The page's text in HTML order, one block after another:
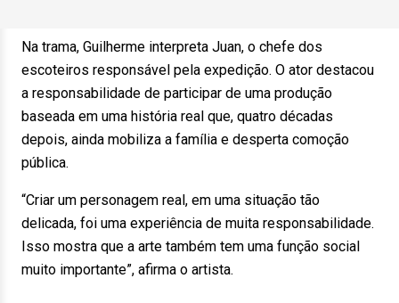
Na trama, Guilherme interpreta Juan, o chefe dos
escoteiros responsável pela expedição. O ator destacou
a responsabilidade de participar de uma produção
baseada em uma história real que, quatro décadas
depois, ainda mobiliza a família e desperta comoção
pública.
“Criar um personagem real, em uma situação tão
delicada, foi uma experiência de muita responsabilidade.
Isso mostra que a arte também tem uma função social
muito importante”, afirma o artista.